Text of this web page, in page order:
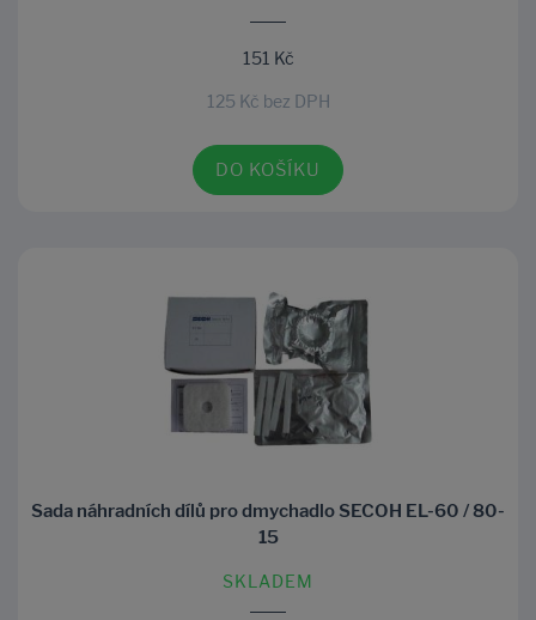
151 Kč
125 Kč bez DPH
DO KOŠÍKU
Sada náhradních dílů pro dmychadlo SECOH EL-60 / 80-
15
SKLADEM